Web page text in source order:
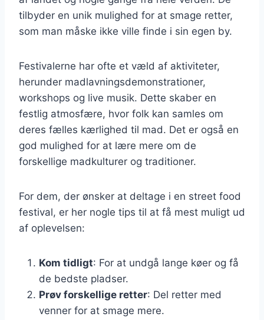
tilbyder en unik mulighed for at smage retter,
som man måske ikke ville finde i sin egen by.
Festivalerne har ofte et væld af aktiviteter,
herunder madlavningsdemonstrationer,
workshops og live musik. Dette skaber en
festlig atmosfære, hvor folk kan samles om
deres fælles kærlighed til mad. Det er også en
god mulighed for at lære mere om de
forskellige madkulturer og traditioner.
For dem, der ønsker at deltage i en street food
festival, er her nogle tips til at få mest muligt ud
af oplevelsen:
Kom tidligt: For at undgå lange køer og få
de bedste pladser.
Prøv forskellige retter: Del retter med
venner for at smage mere.